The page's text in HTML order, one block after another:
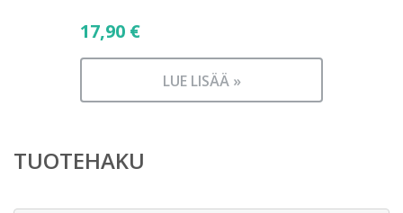
17,90 €
LUE LISÄÄ »
TUOTEHAKU